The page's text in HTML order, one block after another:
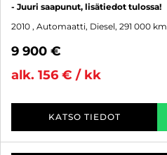
- Juuri saapunut, lisätiedot tulossa!
2010 , Automaatti, Diesel, 291 000 km
9 900 €
alk. 156 € / kk
KATSO TIEDOT